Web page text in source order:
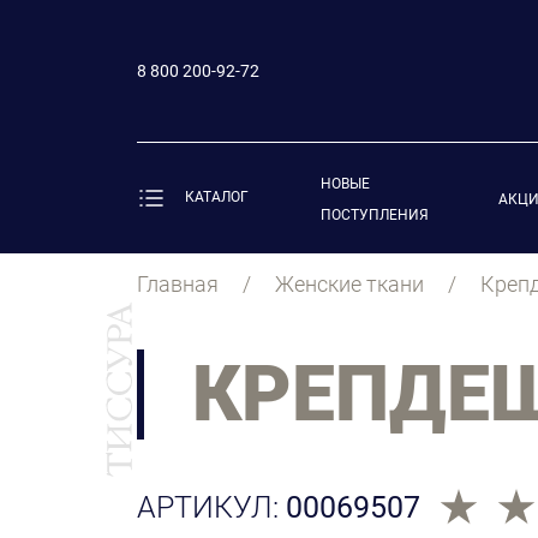
8 800 200-92-72
КАТАЛОГ
НОВЫЕ
ПОСТУПЛЕНИЯ
Главная Женские ткани
АРТИКУЛ: 00069507